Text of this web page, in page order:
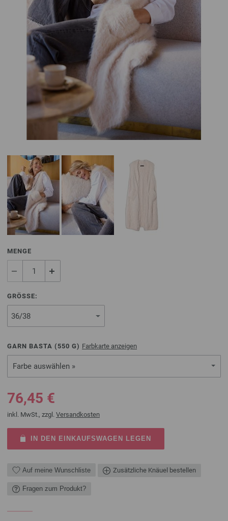
MENGE
GRÖSSE:
GARN BASTA ( 550 G) Farbkarte anzeigen
Farbe auswählen »
76,45 €
inkl. MwSt., zzgl. Versandkosten
IN DEN EINKAUFSWAGEN LEGEN
Auf meine Wunschliste Zusätzliche Knäuel bestellen
Fragen zum Produkt?